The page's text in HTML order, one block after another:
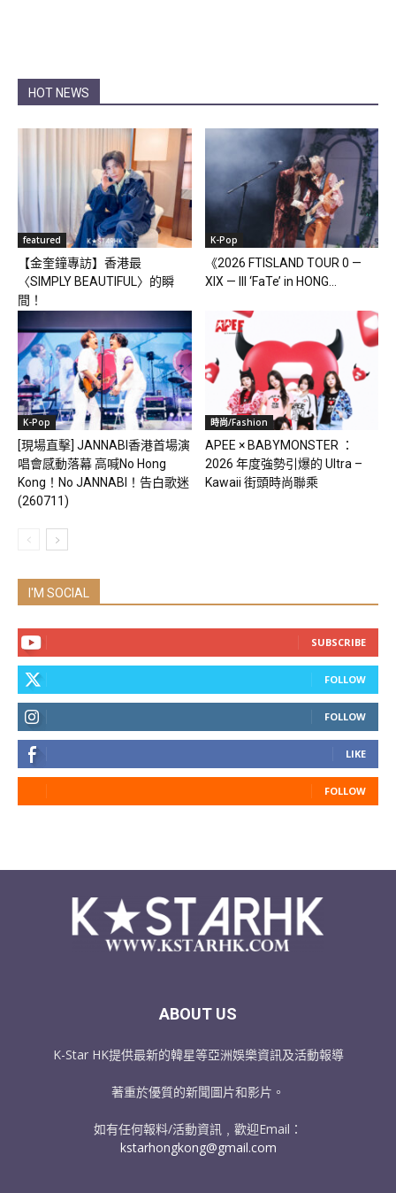
HOT NEWS
featured
【金奎鐘專訪】香港最
〈SIMPLY BEAUTIFUL〉的瞬
間！
K-Pop
《2026 FTISLAND TOUR 0 —
XIX — III ‘FaTe’ in HONG...
K-Pop
[現場直擊] JANNABI香港首場演
唱會感動落幕 高喊No Hong
Kong！No JANNABI！告白歌迷
(260711)
時尚/Fashion
APEE × BABYMONSTER ：
2026 年度強勢引爆的 Ultra –
Kawaii 街頭時尚聯乘
I'M SOCIAL
SUBSCRIBE
FOLLOW
FOLLOW
LIKE
FOLLOW
ABOUT US
K-Star HK提供最新的韓星等亞洲娛樂資訊及活動報導
著重於優質的新聞圖片和影片。
如有任何報料/活動資訊﹐歡迎Email：
kstarhongkong@gmail.com